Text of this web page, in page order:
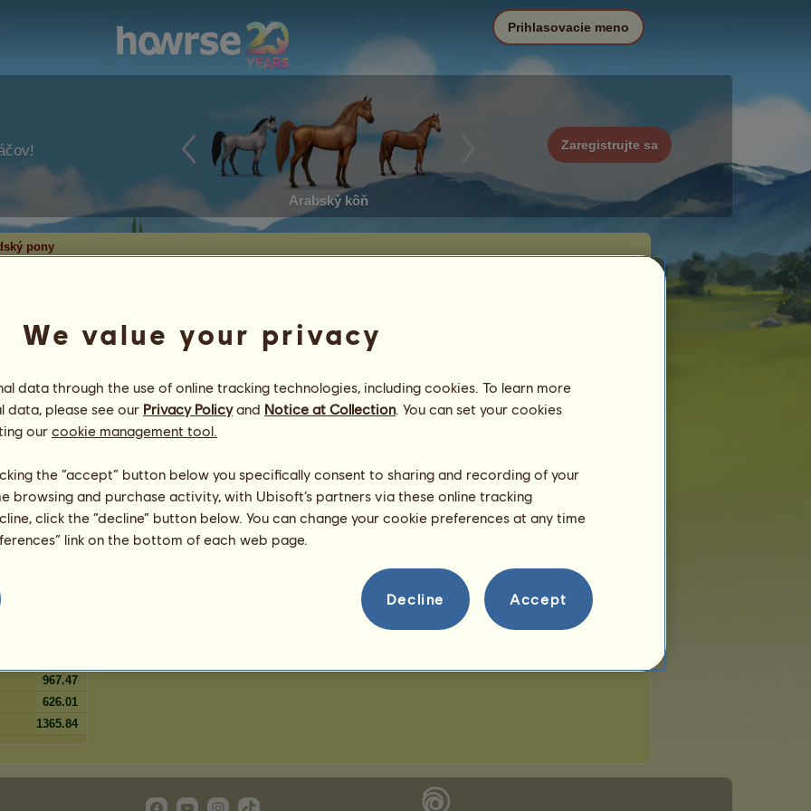
Arabský kôň
Zaregistrujte sa
Prihlasovacie meno
pony
6%
3%
3%
1%
1%
1%
967.47
626.01
1365.84
We value your privacy
data through the use of online tracking technologies, including cookies. To learn more
data, please see our Privacy Policyand Notice at Collection. You can set your cookies
our cookie management tool.
the “accept” button below you specifically consent to sharing and recording of your
browsing and purchase activity, with Ubisoft’s partners via these online tracking
click the “decline” button below. You can change your cookie preferences at any time
link on the bottom of each web page.
Decline Accept